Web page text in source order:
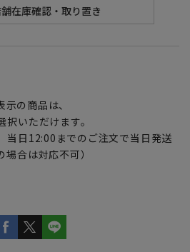
示の商品は、
いただけます。
当日12:00までのご注文で当日発送
合は対応不可）